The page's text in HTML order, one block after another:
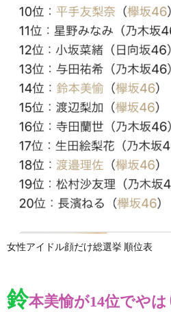
女性アイドル顔だけ総選挙 順位表
鈴本美愉が14位でや